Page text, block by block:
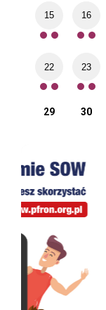
15 16
22 23
29 30